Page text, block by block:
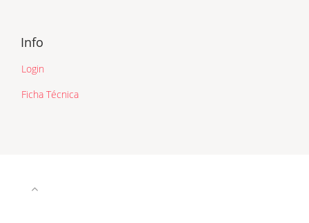
Info
Login
Ficha Técnica